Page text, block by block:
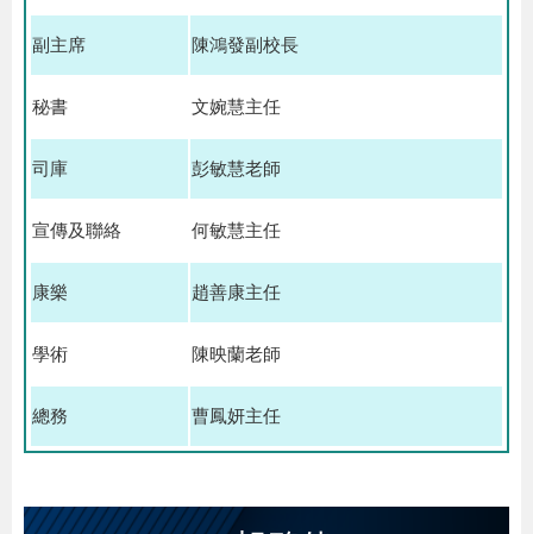
副主席 陳鴻發副校長
秘書 文婉慧主任
司庫 彭敏慧老師
宣傳及聯絡 何敏慧主任
康樂 趙善康主任
學術 陳映蘭老師
總務 曹鳳妍主任